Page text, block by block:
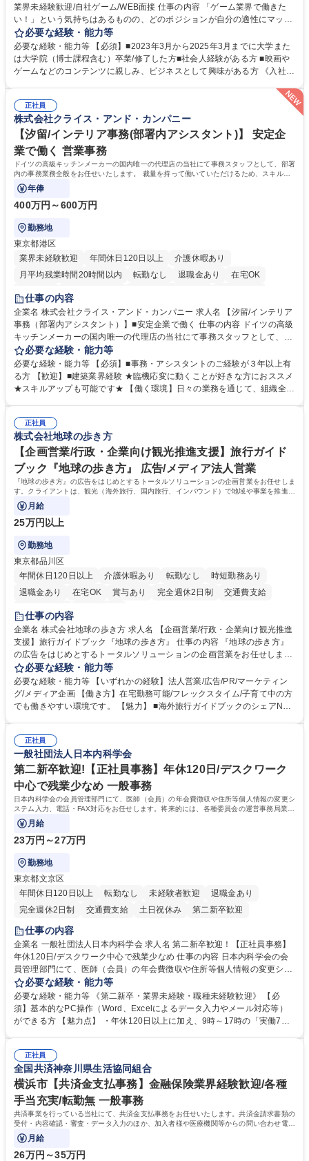
食事補助あり
業界未経験歓迎/自社ゲーム/WEB面接 仕事の内容 「ゲーム業界で働きた
い！」という気持ちはあるものの、どのポジションが自分の適性にマッチ
しているか悩んでいる方が対象となります！ 総合職（プランナー/データ
アナリストなど）、技術職（開発エンジニ ア/インフラエンジニアな
ど）、デザイン職（デザイナー/イラストレ ーターなど）等から、面接で
ご希望と適正にマッチしたポジションをご案内いたします。ゲームやエン
「最高のコンテンツを作るためには、何でもやる」という情熱に溢れた方
のご応募をお待ちしております。 募集職種 【第二新卒オープンポジショ
ン】業界未経験歓迎/自社ゲーム/WEB面接
必要な経験・能力等
必要な経験・能力等 【必須】■2023年3月から2025年3月までに大学また
は大学院（博士課程含む）卒業/修了した方■社会人経験がある方 ■映画や
ゲームなどのコンテンツに親しみ、ビジネスとして興味がある方 《入社実
ゲームプランナー ・通信 → ゲームエンジニア ・独立行政法人 → データ
正社員
株式会社クライス・アンド・カンパニー
【汐留/インテリア事務(部署内アシスタント)】 安定企
業で働く 営業事務
ドイツの高級キッチンメーカーの国内唯一の代理店の当社にて事務スタッフとして、部署
内の事務業務全般をお任せいたします。 裁量を持って働いていただけるため、スキルア
ップも可能です。
年俸
400万円～600万円
勤務地
東京都港区
業界未経験歓迎
年間休日120日以上
介護休暇あり
月平均残業時間20時間以内
転勤なし 退職金あり
在宅OK
育休あり
完全週休2日制
駅近5分以内
土日祝休み
仕事の内容
企業名 株式会社クライス・アンド・カンパニー 求人名 【汐留/インテリア
事務（部署内アシスタント）】■安定企業で働く 仕事の内容 ドイツの高級
キッチンメーカーの国内唯一の代理店の当社にて事務スタッフとして、部
署内の事務業務全般をお任せいたします。 裁量を持って働いていただける
ため、スキルアップも可能です。 【部署内の事務業務全般】 ■サンプルの
仕分け・整理 ■電話応対 ■書類作成（会議資料、お客様宛請求書、支払書
類を取りまとめて経理へ提出等） ■ショールームアテンド・運営・予約業
インテリア事務（部署内アシスタント）】■安定企業で働く
必要な経験・能力等
必要な経験・能力等 【必須】■事務・アシスタントのご経験が３年以上有
る方 【歓迎】■建築業界経験 ★臨機応変に動くことが好きな方におススメ
★スキルアップも可能です★ 【働く環境】日々の業務を通じて、組織全体
ームとの協力や新しいアイデアを活かす場もあり、やりがいを感じながら
働けます。 【歓迎】 ■インテリアの業界のご経験が有る方■PCの作業に慣
れている方 学歴・資格 学歴：大学院 大学 高専 短大 専修学校 語学力： 資
格：
正社員
株式会社地球の歩き方
【企画営業/行政・企業向け観光推進支援】旅行ガイド
ブック『地球の歩き方』 広告/メディア法人営業
『地球の歩き方』の広告をはじめとするトータルソリューションの企画営業をお任せしま
す。クライアントは、観光（海外旅行、国内旅行、インバウンド）で地域や事業を推進し
たい国内外の行政や企業です。
月給
25万円以上
勤務地
東京都品川区
年間休日120日以上
介護休暇あり 転勤なし
時短勤務あり
退職金あり
在宅OK 賞与あり 完全週休2日制
交通費支給
駅近5分以内
仕事の内容
企業名 株式会社地球の歩き方 求人名 【企画営業/行政・企業向け観光推進
支援】旅行ガイドブック『地球の歩き方』 仕事の内容 『地球の歩き方』
の広告をはじめとするトータルソリューションの企画営業をお任せしま
す。クライアントは、観光（海外旅行、国内旅行、インバウンド）で地域
や事業を推進したい国内外の行政や企業です。 【業務詳細】■『地球の歩
き方』は海外旅行ガイドブックのNo.1ブランドであり、国内旅行において
も牽引しております。観光推進支援においても、業界を牽引する意欲的な
に、インバウンドのトップブランドに成長しております■旅が業務であ
り、日常です。旅好きにはこれ以上ない環境です 募集職種 【企画営業/行
政・企業向け観光推進支援】旅行ガイドブック『地球の歩き方』
必要な経験・能力等
必要な経験・能力等 【いずれかの経験】法人営業/広告/PR/マーケティン
グ/メディア企画 【働き方】在宅勤務可能/フレックスタイム/子育て中の方
でも働きやすい環境です。 【魅力】 ■海外旅行ガイドブックのシェアNo.1
であり、「地球の歩き方」としてどう取り組むか、共に形を作るコアメン
バーとして活躍いただきます。 学歴・資格 学歴：大学院 大学 語学力： 資
格：
正社員
一般社団法人日本内科学会
第二新卒歓迎!【正社員事務】年休120日/デスクワーク
中心で残業少なめ 一般事務
日本内科学会の会員管理部門にて、医師（会員）の年会費徴収や住所等個人情報の変更シ
ステム入力、電話・FAX対応をお任せします。将来的には、各種委員会の運営事務局業務
などにも幅広く携わっていただきます。
月給
23万円～27万円
勤務地
東京都文京区
年間休日120日以上
転勤なし 未経験者歓迎
退職金あり
完全週休2日制
交通費支給 土日祝休み 第二新卒歓迎
仕事の内容
企業名 一般社団法人日本内科学会 求人名 第二新卒歓迎！【正社員事務】
年休120日/デスクワーク中心で残業少なめ 仕事の内容 日本内科学会の会
員管理部門にて、医師（会員）の年会費徴収や住所等個人情報の変更シス
テム入力、電話・FAX対応をお任せします。将来的には、各種委員会の運
営事務局業務などにも幅広く携わっていただきます。 【会員管理・データ
入力業務】 ・医師（会員）の住所変更、個人情報のシステム登録・更新
・年会費の徴収管理や入金データの照合確認 【問い合わせ対応】 ・会員
年休120日/デスクワーク中心で残業少なめ
必要な経験・能力等
必要な経験・能力等 《第二新卒・業界未経験・職種未経験歓迎》 【必
須】基本的なPC操作（Word、Excelによるデータ入力やメール対応等）
ができる方 【魅力点】 ・年休120日以上に加え、9時～17時の「実働7時
整、資料作成、当日の運営サポート 学歴・資格 学歴：大学院 大学 語学
力： 資格：
正社員
全国共済神奈川県生活協同組合
横浜市【共済金支払事務】金融保険業界経験歓迎/各種
手当充実/転勤無 一般事務
共済事業を行っている当社にて、共済金支払事務をお任せいたします。共済金請求書類の
受付・内容確認・審査・データ入力のほか、加入者様や医療機関等からの問い合わせ電話
対応や書類発送等を担当します。
月給
26万円～35万円